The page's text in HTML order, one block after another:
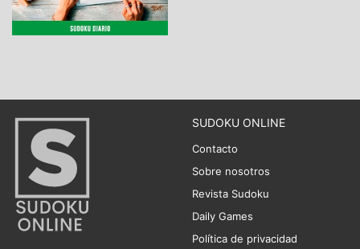
SUDOKU ONLINE
Contacto
Sobre nosotros
Revista Sudoku
Daily Games
Política de privacidad